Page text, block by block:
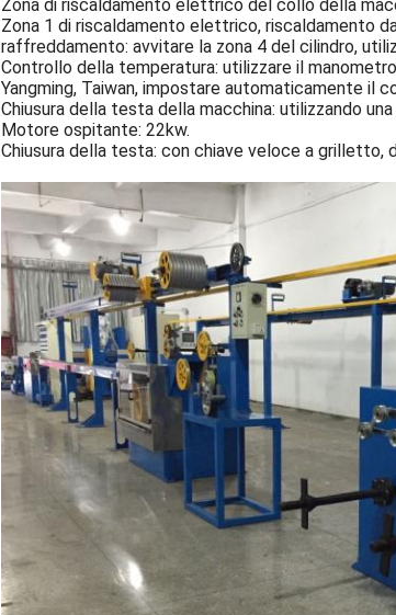
Zona di riscaldamento elettrico del collo della
Zona 1 di riscaldamento elettrico, riscaldamento
raffreddamento: avvitare la zona 4 del cilindro,
Controllo della temperatura: utilizzare il
Yangming, Taiwan, impostare automaticamente il
Chiusura della testa della macchina: utilizzando
Motore ospitante: 22kw.
Chiusura della testa: con chiave veloce a grilletto,